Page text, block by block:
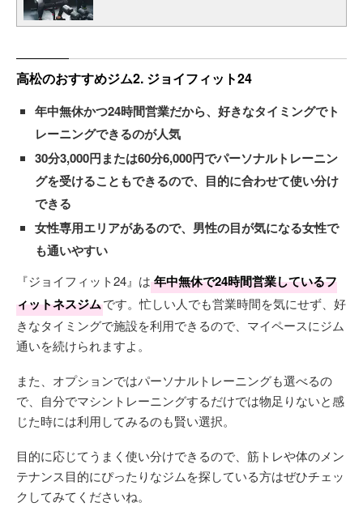
高松のおすすめジム2. ジョイフィット24
年中無休かつ24時間営業だから、好きなタイミングでト
レーニングできるのが人気
30分3,000円または60分6,000円でパーソナルトレーニン
グを受けることもできるので、目的に合わせて使い分け
できる
女性専用エリアがあるので、男性の目が気になる女性で
も通いやすい
『ジョイフィット24』は 年中無休で24時間営業しているフ
ィットネスジムです。忙しい人でも営業時間を気にせず、好
きなタイミングで施設を利用できるので、マイペースにジム
通いを続けられますよ。
また、オプションではパーソナルトレーニングも選べるの
で、自分でマシントレーニングするだけでは物足りないと感
じた時には利用してみるのも賢い選択。
目的に応じてうまく使い分けできるので、筋トレや体のメン
テナンス目的にぴったりなジムを探している方はぜひチェッ
クしてみてくださいね。